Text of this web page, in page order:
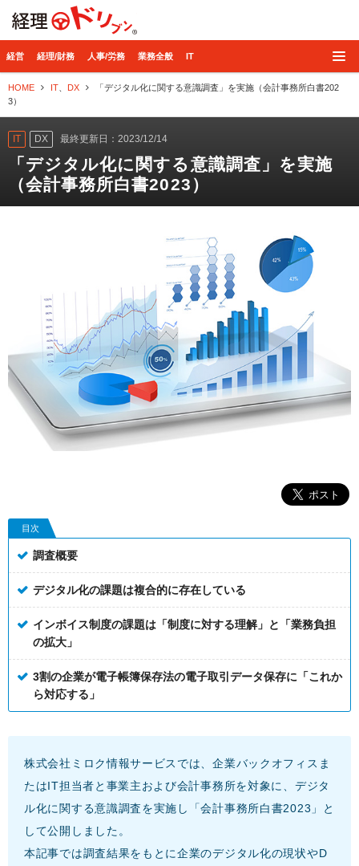
経営 経理/財務 人事/労務 業務全般 IT
HOME IT DX
「デジタル化に関する意識調査」を実施（会計事務所白書202
3）
IT DX 最終更新日：2023/12/14
「デジタル化に関する意識調査」を実施
（会計事務所白書2023）
目次
調査概要
デジタル化の課題は複合的に存在している
インボイス制度の課題は「制度に対する理解」と「業務負担
の拡大」
3割の企業が電子帳簿保存法の電子取引データ保存に「これか
ら対応する」
株式会社ミロク情報サービスでは、企業バックオフィスま
たはIT担当者と事業主および会計事務所を対象に、デジタ
ル化に関する意識調査を実施し「会計事務所白書2023」と
して公開しました。
本記事では調査結果をもとに企業のデジタル化の現状やD